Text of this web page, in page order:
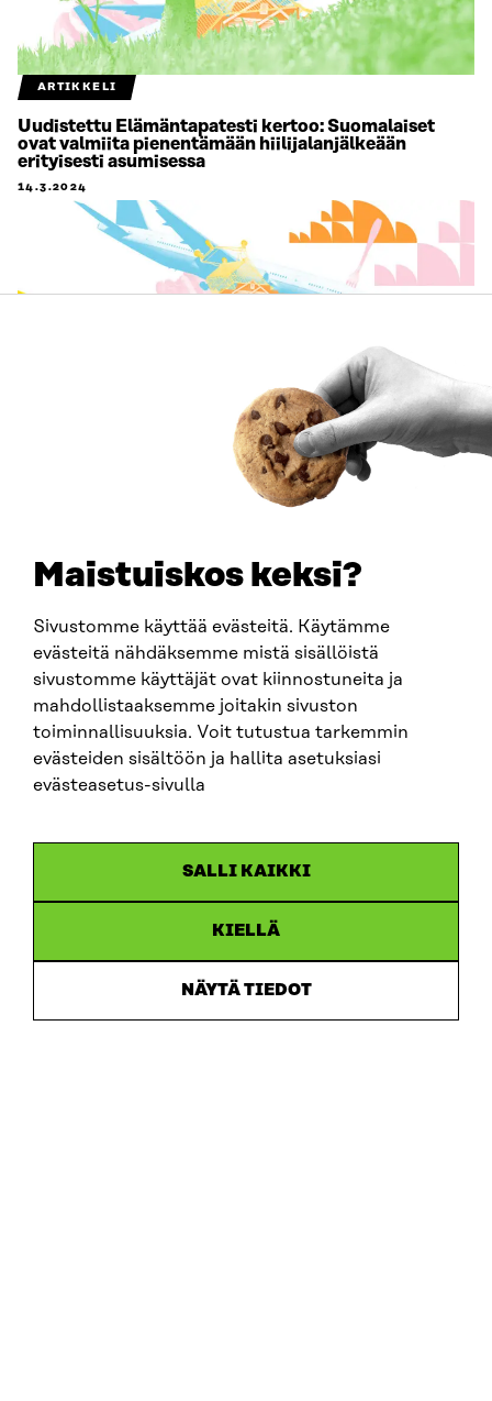
Maistuiskos keksi?
Sivustomme käyttää evästeitä. Käytämme
evästeitä nähdäksemme mistä sisällöistä
sivustomme käyttäjät ovat kiinnostuneita ja
mahdollistaaksemme joitakin sivuston
toiminnallisuuksia. Voit tutustua tarkemmin
evästeiden sisältöön ja hallita asetuksiasi
evästeasetus-sivulla
SALLI KAIKKI
KIELLÄ
NÄYTÄ TIEDOT
ARTIKKELI
Uudistettu Elämäntapatesti kertoo: Suomalaiset
ovat valmiita pienentämään hiilijalanjälkeään
erityisesti asumisessa
14.3.2024
Tee uudistunut Elämäntapatesti ja kokeile kestävää